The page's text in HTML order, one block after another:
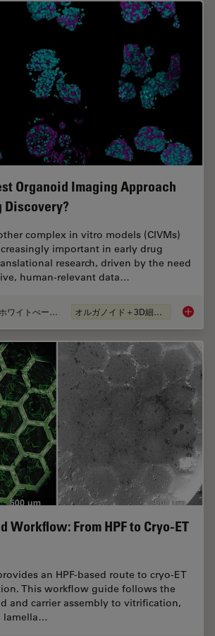
Organoid Imaging Approach
Discovery?
complex in vitro models (CIVMs)
important in early drug
research, driven by the need
human-relevant data…
ホワイトぺーパー オルガノイド＋3D細胞培養
Workflow: From HPF to Cryo-ET
an HPF-based route to cryo-ET
This workflow guide follows the
and carrier assembly to vitrification,
lamella…